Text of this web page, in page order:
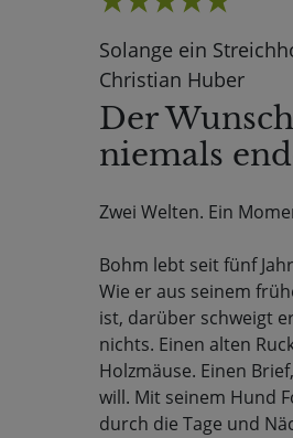
Solange ein
Christian Huber
Der
niemals
Zwei Welten. Ein
Bohm lebt seit fünf
Wie er aus seinem
ist, darüber schweigt
nichts. Einen alten
Holzmäuse. Einen
will. Mit seinem Hund
durch die Tage und